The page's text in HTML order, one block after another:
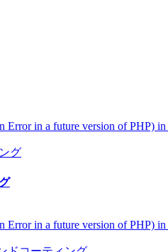
Error in a future version of PHP) in
Error in a future version of PHP) in